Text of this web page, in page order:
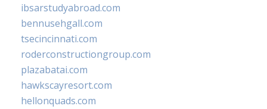
ibsarstudyabroad.com
bennusehgall.com
tsecincinnati.com
roderconstructiongroup.com
plazabatai.com
hawkscayresort.com
hellonquads.com